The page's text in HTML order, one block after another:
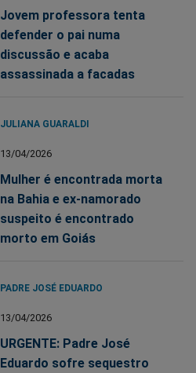
Jovem professora tenta
defender o pai numa
discussão e acaba
assassinada a facadas
JULIANA GUARALDI
13/04/2026
Mulher é encontrada morta
na Bahia e ex-namorado
suspeito é encontrado
morto em Goiás
PADRE JOSÉ EDUARDO
13/04/2026
URGENTE: Padre José
Eduardo sofre sequestro